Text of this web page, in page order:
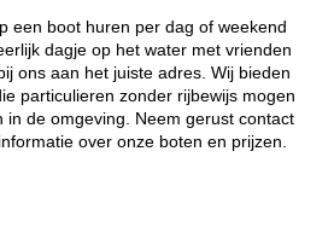
een boot huren per dag of weekend
dagje op het water met vrienden
ons aan het juiste adres. Wij bieden
particulieren zonder rijbewijs mogen
in de omgeving. Neem gerust contact
over onze boten en prijzen.